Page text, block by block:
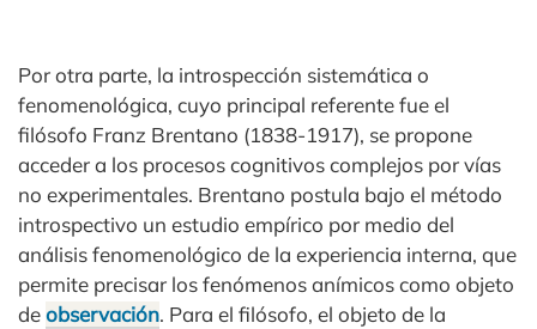
Por otra parte, la introspección sistemática o
fenomenológica, cuyo principal referente fue el
filósofo Franz Brentano (1838-1917), se propone
acceder a los procesos cognitivos complejos por vías
no experimentales. Brentano postula bajo el método
introspectivo un estudio empírico por medio del
análisis fenomenológico de la experiencia interna, que
permite precisar los fenómenos anímicos como objeto
deobservación. Para el filósofo, el objeto de la